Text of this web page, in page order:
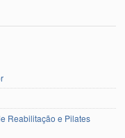
Reabilitação e Pilates